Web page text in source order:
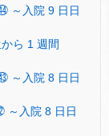
～入院 9 日日
ら 1 週間
～入院 8 日日
～入院 8 日日